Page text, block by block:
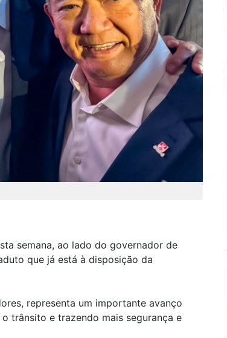
semana, ao lado do governador de
que já está à disposição da
representa um importante avanço
trânsito e trazendo mais segurança e